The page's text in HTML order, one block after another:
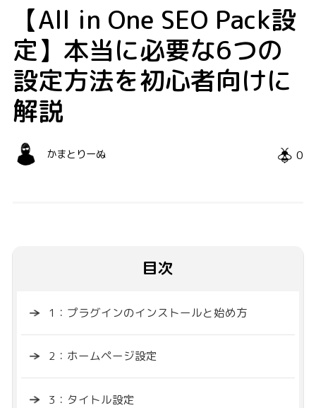
【All in One SEO Pack設
定】本当に必要な6つの
設定方法を初心者向けに
解説
かまとりーぬ 0
目次
1：プラグインのインストールと始め方
2：ホームページ設定
3：タイトル設定